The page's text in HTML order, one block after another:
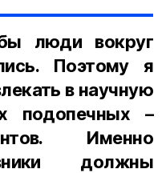
люди вокруг
Поэтому я
в научную
подопечных –
Именно
должны